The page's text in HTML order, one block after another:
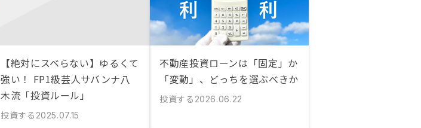
【絶対にスベらない】ゆるくて
強い！ FP1級芸人サバンナ八
木流「投資ルール」
投資する 2025.07.15
不動産投資ローンは「固定」か
「変動」、どっちを選ぶべきか
投資する 2026.06.22